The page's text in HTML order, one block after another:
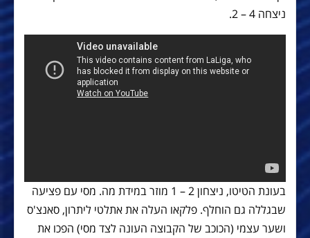
ניצחה 4 – 2.
בעונת הטיטו, ניצחון 2 – 1 מוזר במידת מה. מסי עם פציעה
שבגללה גם הוחלף. פלקאו העלה את אתלטי ליתרון, סאנצ'ס
ושער עצמי (הכוכב של הקבוצה העונה לצד מסי) הפכו את